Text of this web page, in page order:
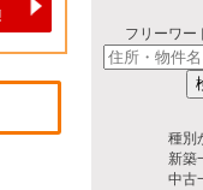
フリーワー
種別
新築
中古